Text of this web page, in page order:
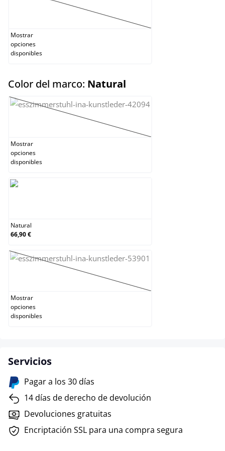
Negro
(Esta opción no está disponible en este
Mostrar
opciones
disponibles
Color del marco: Natural
Marrón oscuro
(Esta opción no está disponible en este
Mostrar
opciones
disponibles
Natural
66,90 €
Negro
(Esta opción no está disponible en este
Mostrar
opciones
disponibles
Servicios
Pagar a los 30 días
14 días de derecho de devolución
Devoluciones gratuitas
Encriptación SSL para una compra segura